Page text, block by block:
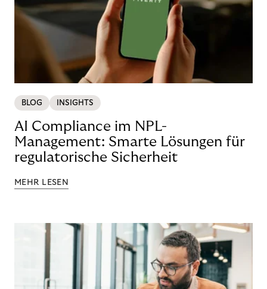
BLOG INSIGHTS
AI Compliance im NPL-
Management: Smarte Lösungen für
regulatorische Sicherheit
MEHR LESEN